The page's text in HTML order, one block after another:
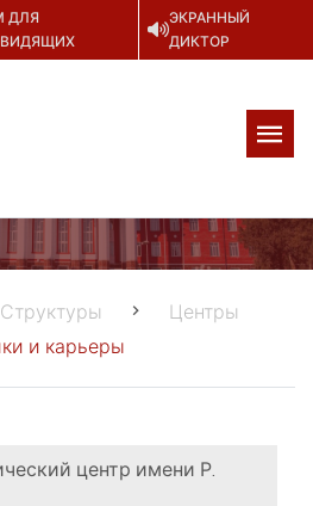
ДЛЯ
ЭКРАННЫЙ
ДИКТОР
Структуры
Центры
и карьеры
центр имени Р.